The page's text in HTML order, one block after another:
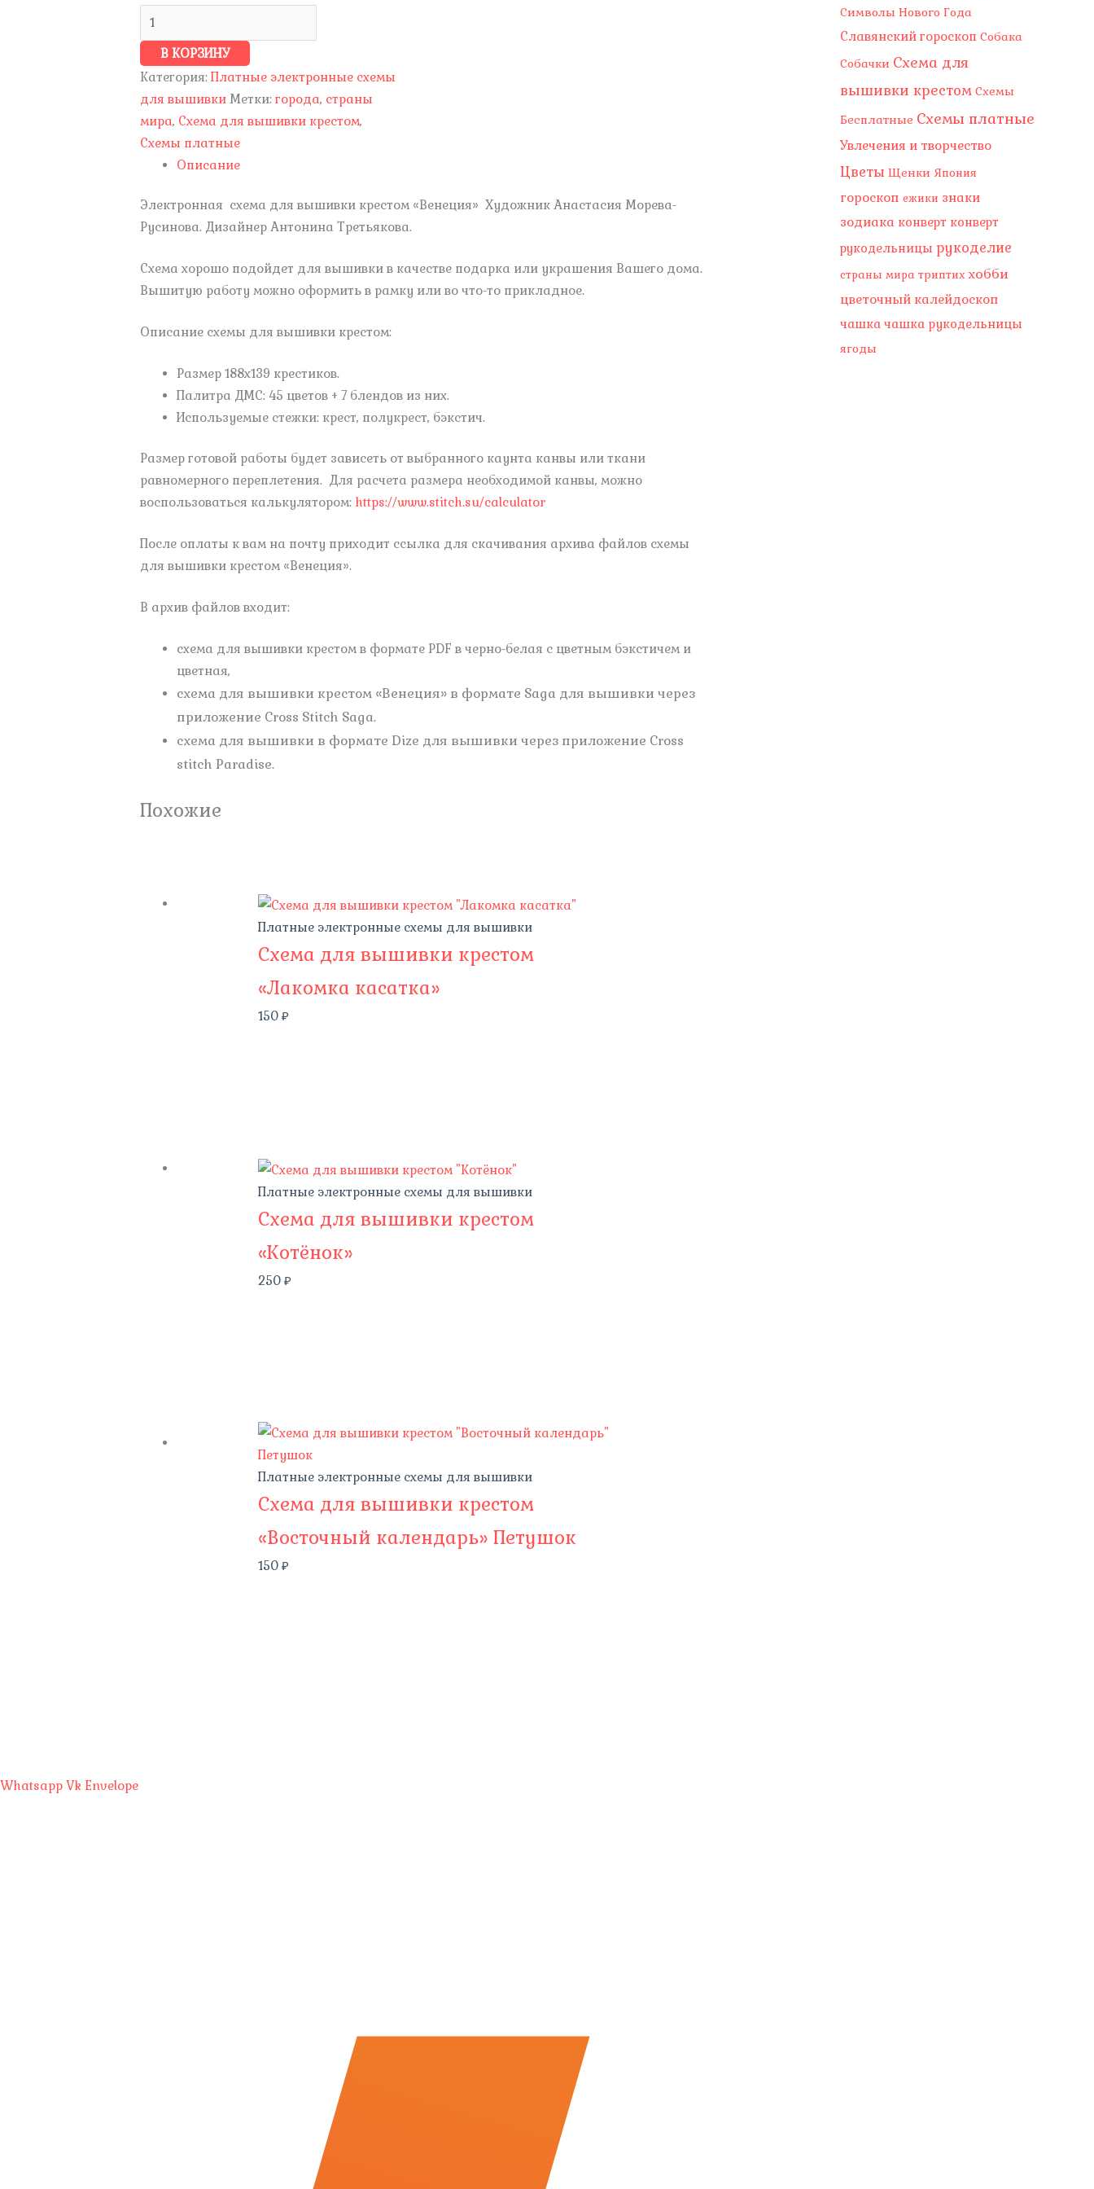
В КОРЗИНУ
Категория:Платные электронные схемы
для вышивки Метки:города, страны
мира, Схема для вышивки крестом,
Схемы платные
Описание
Электронная схема для вышивки крестом «Венеция» Художник Анастасия Морева-
Русинова. Дизайнер Антонина Третьякова.
Схема хорошо подойдет для вышивки в качестве подарка или украшения Вашего дома.
Вышитую работу можно оформить в рамку или во что-то прикладное.
Описание схемы для вышивки крестом:
Размер 188х139 крестиков.
Палитра ДМС: 45 цветов + 7 блендов из них.
Используемые стежки: крест, полукрест, бэкстич.
Размер готовой работы будет зависеть от выбранного каунта канвы или ткани
равномерного переплетения. Для расчета размера необходимой канвы, можно
воспользоваться калькулятором: https://www.stitch.su/calculator
После оплаты к вам на почту приходит ссылка для скачивания архива файлов схемы
для вышивки крестом «Венеция».
В архив файлов входит:
схема для вышивки крестом в формате PDF в черно-белая с цветным бэкстичем и
цветная,
схема для вышивки крестом «Венеция» в формате Saga для вышивки через
приложение Cross Stitch Saga.
схема для вышивки в формате Dize для вышивки через приложение Cross
stitch Paradise.
Похожие
Платные электронные схемы для вышивки
Схема для вышивки крестом
«Лакомка касатка»
150₽
Платные электронные схемы для вышивки
Схема для вышивки крестом
«Котёнок»
250₽
Платные электронные схемы для вышивки
Схема для вышивки крестом
«Восточный календарь» Петушок
150₽
Символы Нового Года
Славянский гороскоп Собака
Собачки Схема для
вышивки крестом Схемы
Бесплатные Схемы платные
Увлечения и творчество
Цветы Щенки Япония
гороскоп ежики знаки
зодиака конверт конверт
рукодельницы рукоделие
страны мира триптих хобби
цветочный калейдоскоп
чашка чашка рукодельницы
ягоды
Whatsapp Vk Envelope